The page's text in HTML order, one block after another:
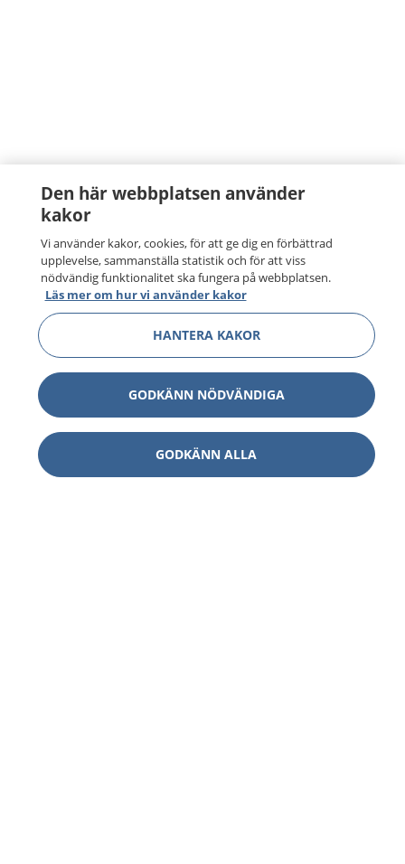
Den här webbplatsen använder
kakor
Vi använder kakor, cookies, för att ge dig en förbättrad
upplevelse, sammanställa statistik och för att viss
nödvändig funktionalitet ska fungera på webbplatsen.
Läs mer om hur vi använder kakor
HANTERA KAKOR
GODKÄNN NÖDVÄNDIGA
GODKÄNN ALLA